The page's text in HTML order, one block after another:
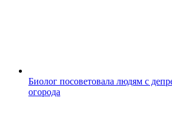
Биолог посоветовала людям с
огорода